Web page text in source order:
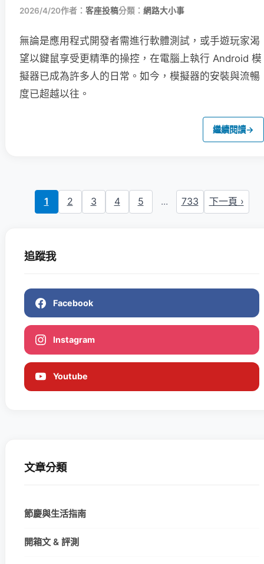
2026/4/20作者： 客座投稿分類： 網路大小事
無論是應用程式開發者需進行軟體測試，或手遊玩家渴
望以鍵鼠享受更精準的操控，在電腦上執行 Android 模
擬器已成為許多人的日常。如今，模擬器的安裝與流暢
度已超越以往。
繼續閱讀→
1 2 3 4 5 ... 733 下一頁 ›
追蹤我
Facebook
Instagram
Youtube
文章分類
節慶與生活指南
開箱文 & 評測